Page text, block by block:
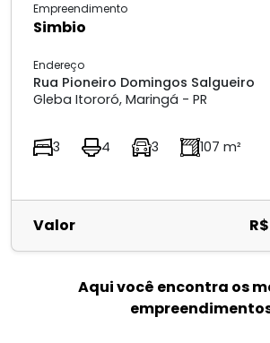
Empreendimento
Simbio
Endereço
Rua Pioneiro Domingos Salgueiro
Gleba Itororó, Maringá - PR
3 4 3 107 m²
Valor
Aqui você encontra os